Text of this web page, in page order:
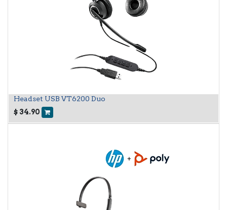
Headset USB VT6200 Duo
$ 34.90